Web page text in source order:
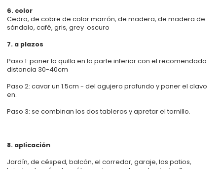
6. color
Cedro, de cobre de color marrón, de madera, de madera de
sándalo, café, gris, grey oscuro
7. a plazos
Paso 1: poner la quilla en la parte inferior con el recomendado
distancia 30-40cm
Paso 2: cavar un 1.5cm - del agujero profundo y poner el clavo
en.
Paso 3: se combinan los dos tableros y apretar el tornillo.
8. aplicación
Jardín, de césped, balcón, el corredor, garaje, los patios,